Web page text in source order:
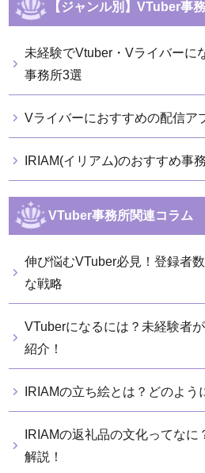
【ジャンル別】VTuber事
未経験でVtuber・Vライバーに
事務所3選
Vライバーにおすすめの配信ア
IRIAM(イリアム)のおすすめ事
VTuber事務所関連コラム
伸び悩むVTuber必見！登録者
な戦略
VTuberになるには？未経験者
紹介！
IRIAMの立ち絵とは？どのよう
IRIAMの返礼品の文化ってな
解説！